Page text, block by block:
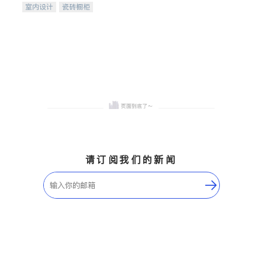
室内设计
瓷砖橱柜
请订阅我们的新闻